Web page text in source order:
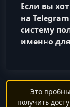
Если вы
на
систему
именно
Это
получить